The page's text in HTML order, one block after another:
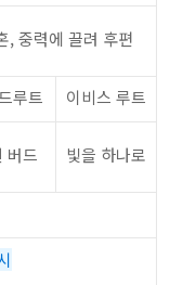
, 중력에 끌려 후편
루트 이비스 루트
버드 빛을 하나로